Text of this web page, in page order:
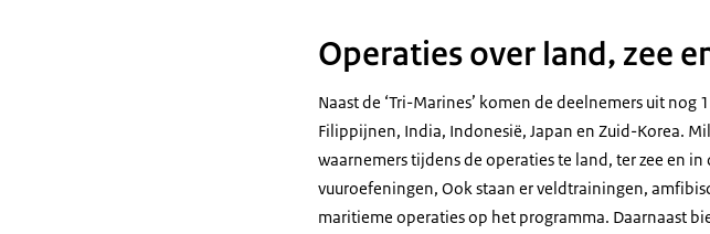
Operaties over land, zee
Naast de ‘Tri-Marines’ komen de deelnemers uit nog
Filippijnen, India, Indonesië, Japan en Zuid-Korea.
waarnemers tijdens de operaties te land, ter zee en
vuuroefeningen, Ook staan er veldtrainingen,
maritieme operaties op het programma. Daarnaast